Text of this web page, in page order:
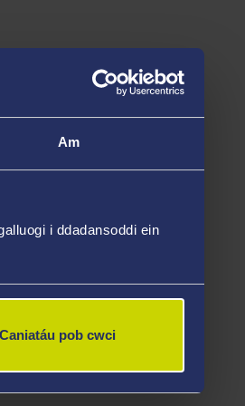
Am
i ddadansoddi ein
Caniatáu pob cwci